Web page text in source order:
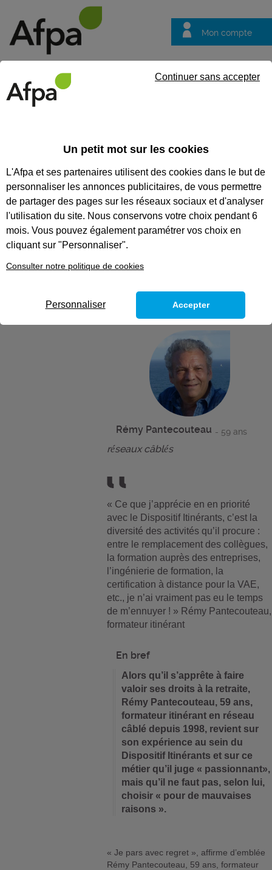
Mon compte
questions
Témoignage
Rémy
Pantecouteau,
formateur itinérant
en installation de
réseaux câblés
Rémy Pantecouteau - 59 ans
réseaux câblés
« Ce que j’apprécie en en priorité
avec le Dispositif Itinérants, c’est la
diversité des activités qu’il procure :
entre le remplacement des collègues,
la formation auprès des entreprises,
l’ingénierie de formation, la
certification à distance pour la VAE,
etc., je n’ai vraiment pas eu le temps
de m’ennuyer ! » Rémy Pantecouteau,
formateur itinérant
En bref
Alors qu’il s’apprête à faire
valoir ses droits à la retraite,
Rémy Pantecouteau, 59 ans,
formateur itinérant en réseau
câblé depuis 1998, revient sur
son expérience au sein du
Dispositif Itinérants et sur ce
métier qu’il juge « passionnant»,
mais qu’il ne faut pas, selon lui,
choisir « pour de mauvaises
raisons ».
« Je pars avec regret », affirme d’emblée
Rémy Pantecouteau, 59 ans, formateur
Un petit mot sur les cookies
L'Afpa et ses partenaires utilisent des cookies dans le but de
personnaliser les annonces publicitaires, de vous permettre
de partager des pages sur les réseaux sociaux et d'analyser
l'utilisation du site. Nous conservons votre choix pendant 6
mois. Vous pouvez également paramétrer vos choix en
cliquant sur "Personnaliser".
Consulter notre politique de cookies
Continuer sans accepter
Personnaliser Accepter